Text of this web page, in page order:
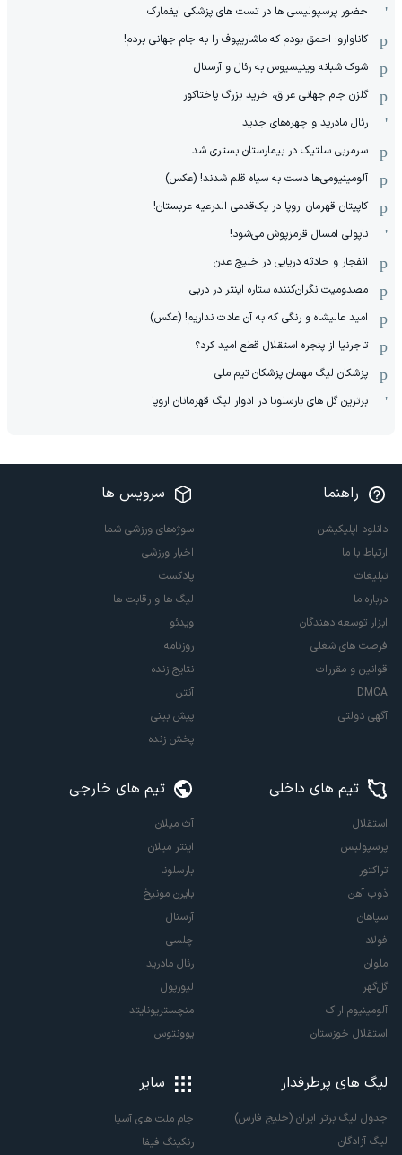
حضور پرسپولیسی ها در تست های پزشکی ایفمارک
کاناوارو: احمق بودم که ماشاریپوف را به جام جهانی بردم!
شوک شبانه وینیسیوس به رئال و آرسنال
گلزن جام جهانی عراق، خرید بزرگ پاختاکور
رئال مادرید و چهره‌های جدید
سرمربی سلتیک در بیمارستان بستری شد
آلومینیومی‌ها دست به سیاه قلم شدند! (عکس)
کاپیتان قهرمان اروپا در یک‌قدمی الدرعیه عربستان!
ناپولی امسال قرمزپوش می‌شود!
انفجار و حادثه دریایی در خلیج عدن
مصدومیت نگران‌کننده ستاره اینتر در دربی
امید عالیشاه و رنگی که به آن عادت نداریم! (عکس)
تاجرنیا از پنجره استقلال قطع امید کرد؟
پزشکان لیگ مهمان پزشکان تیم ملی
برترین گل های بارسلونا در ادوار لیگ قهرمانان اروپا
راهنما
دانلود اپلیکیشن
ارتباط با ما
تبلیغات
درباره ما
ابزار توسعه دهندگان
فرصت های شغلی
قوانین و مقررات
DMCA
آگهی دولتی
سرویس ها
سوژه‌های ورزشی شما
اخبار ورزشی
پادکست
لیگ ها و رقابت ها
ویدئو
روزنامه
نتایج زنده
آنتن
پیش بینی
پخش زنده
تیم های داخلی
استقلال
پرسپولیس
تراکتور
ذوب آهن
سپاهان
فولاد
ملوان
گل‌گهر
آلومینیوم اراک
استقلال خوزستان
تیم های خارجی
آث میلان
اینتر میلان
بارسلونا
بایرن مونیخ
آرسنال
چلسی
رئال مادرید
لیورپول
منچستریونایتد
یوونتوس
لیگ های پرطرفدار
جدول لیگ برتر ایران (خلیج فارس)
لیگ آزادگان
سایر
جام ملت های آسیا
رنکینگ فیفا